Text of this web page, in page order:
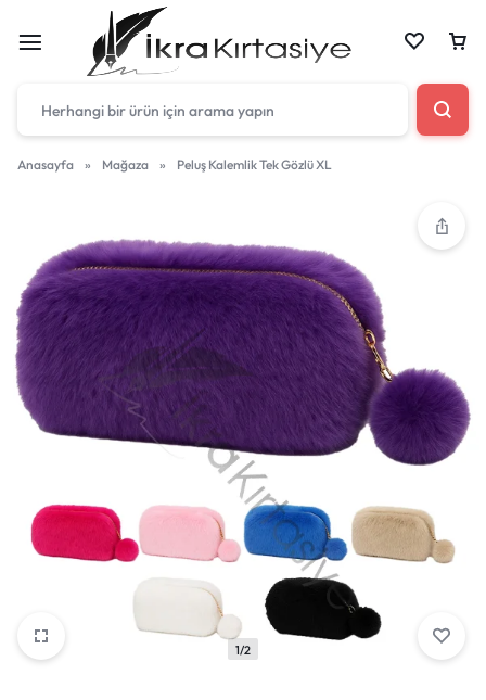
Çantan boş
Harika fırsatları kaçırmayın! Alışverişe başlayın
veya eklenen ürünleri görüntülemek için oturum
açın.
Mağazadaki Yenilikler
Giriş Yap
Anasayfa » Mağaza » Peluş Kalemlik Tek Gözlü XL
1/2